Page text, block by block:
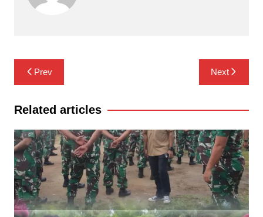
Navigasi
pos
Prev Next
Related articles